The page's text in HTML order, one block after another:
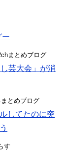
ー
まとめブログ
芸大会」が消
とめブログ
してたのに突
す